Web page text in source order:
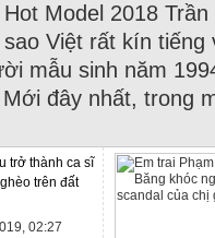
Hot Model 2018
sao Việt rất kín tiếng
mẫu sinh năm
đây nhất, trong
trở thành ca sĩ
trên đất
02:27